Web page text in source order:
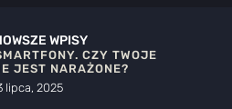
WPISY
CZY TWOJE
JEST NARAŻONE?
lipca, 2025